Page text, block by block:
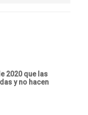
2020 que las
y no hacen